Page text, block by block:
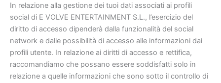
In relazione alla gestione dei tuoi dati associati ai profili
social di E VOLVE ENTERTAINMENT S.L., l’esercizio del
diritto di accesso dipenderà dalla funzionalità del social
network e dalle possibilità di accesso alle informazioni dai
profili utente. In relazione ai diritti di accesso e rettifica,
raccomandiamo che possano essere soddisfatti solo in
relazione a quelle informazioni che sono sotto il controllo di